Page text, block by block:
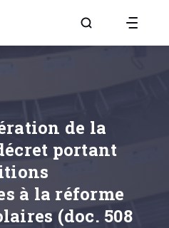
Aller à la page
de la
portant
à la réforme
(doc. 508